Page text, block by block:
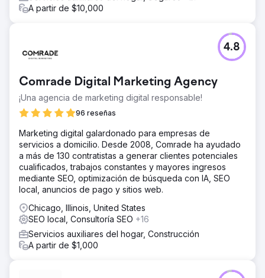
A partir de $10,000
Comrade Digital Marketing Agency
¡Una agencia de marketing digital responsable!
96 reseñas
4.8
Marketing digital galardonado para empresas de
servicios a domicilio. Desde 2008, Comrade ha ayudado
a más de 130 contratistas a generar clientes potenciales
cualificados, trabajos constantes y mayores ingresos
mediante SEO, optimización de búsqueda con IA, SEO
local, anuncios de pago y sitios web.
Chicago, Illinois, United States
SEO local, Consultoría SEO +16
Servicios auxiliares del hogar, Construcción
A partir de $1,000